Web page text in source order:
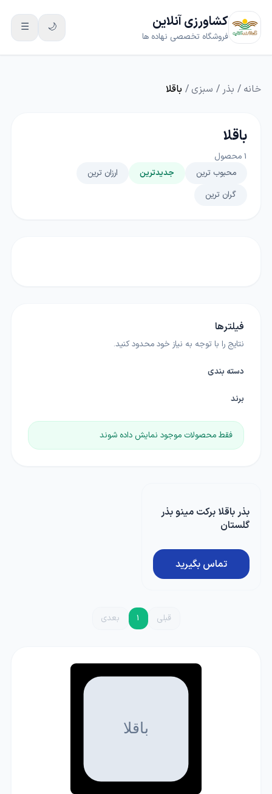
کشاورزی آنلاین
فروشگاه تخصصی نهاده ها
🌙
☰
خانه / بذر / سبزی / باقلا
باقلا
1محصول
محبوب ترین
جدیدترین
ارزان ترین
گران ترین
فیلترها
نتایج را با توجه به نیاز خود محدود کنید.
دسته بندی
برند
فقط محصولات موجود نمایش داده شوند
بذر باقلا برکت مینو بذر
گلستان
تماس بگیرید
قبلی 1 بعدی